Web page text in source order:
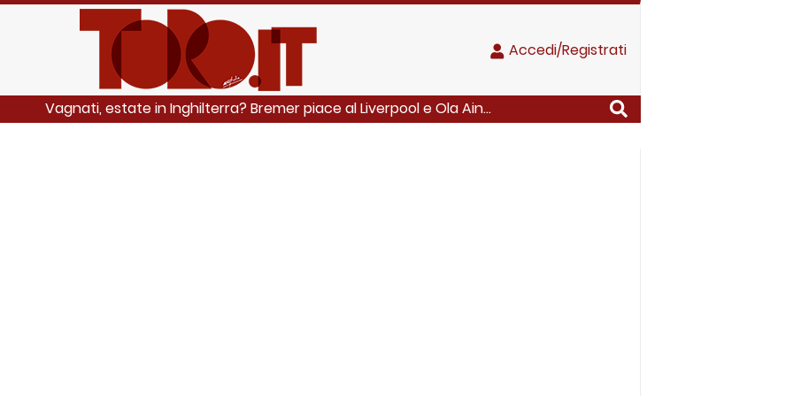
Accedi/Registrati
Vagnati, estate in Inghilterra? Bremer piace al Liverpool e Ola Ain...